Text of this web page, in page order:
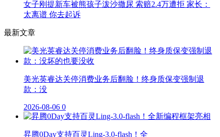
女子刚提新车被熊孩子泼沙撒尿 索赔2.4万遭拒 家长：
太离谱 你去起诉
最新文章
美光英睿达关停消费业务后翻脸！终身质保变强制退
款：没
2026-08-06 0
昇腾0Day支持百灵Ling-3.0-flash！全